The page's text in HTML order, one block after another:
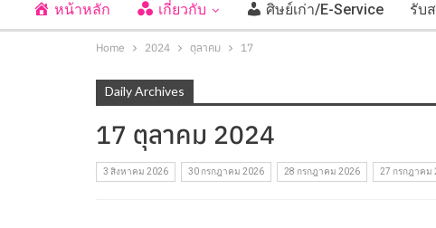
หน้าหลัก เกี่ยวกับ ศิษย์เก่า/E-Service รับ
Home 2024 ตุลาคม 17
Daily Archives
17 ตุลาคม 2024
3 สิงหาคม 2026 30 กรกฎาคม 2026 28 กรกฎาคม 2026 27 กรกฎาคม